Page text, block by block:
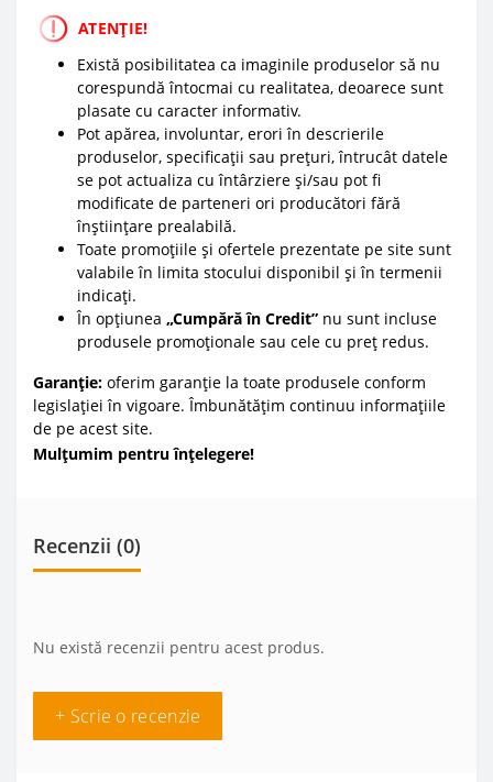
ATENȚIE!
Există posibilitatea ca imaginile produselor să nu
corespundă întocmai cu realitatea, deoarece sunt
plasate cu caracter informativ.
Pot apărea, involuntar, erori în descrierile
produselor, specificații sau prețuri, întrucât datele
se pot actualiza cu întârziere și/sau pot fi
modificate de parteneri ori producători fără
înștiințare prealabilă.
Toate promoțiile și ofertele prezentate pe site sunt
valabile în limita stocului disponibil și în termenii
indicați.
În opțiunea „Cumpără în Credit” nu sunt incluse
produsele promoționale sau cele cu preț redus.
Garanție: oferim garanție la toate produsele conform
legislației în vigoare. Îmbunătățim continuu informațiile
de pe acest site.
Mulțumim pentru înțelegere!
Recenzii (0)
Nu există recenzii pentru acest produs.
+ Scrie o recenzie